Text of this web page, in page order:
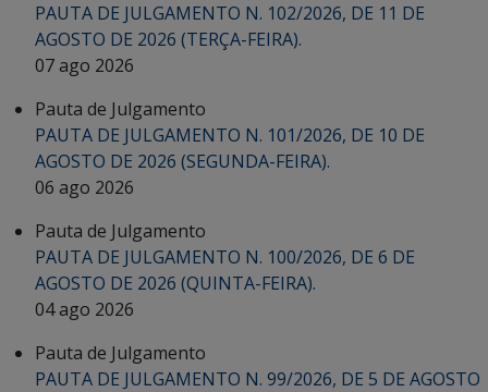
PAUTA DE JULGAMENTO N. 102/2026, DE 11 DE
AGOSTO DE 2026 (TERÇA-FEIRA).
07 ago 2026
Pauta de Julgamento
PAUTA DE JULGAMENTO N. 101/2026, DE 10 DE
AGOSTO DE 2026 (SEGUNDA-FEIRA).
06 ago 2026
Pauta de Julgamento
PAUTA DE JULGAMENTO N. 100/2026, DE 6 DE
AGOSTO DE 2026 (QUINTA-FEIRA).
04 ago 2026
Pauta de Julgamento
PAUTA DE JULGAMENTO N. 99/2026, DE 5 DE AGOSTO